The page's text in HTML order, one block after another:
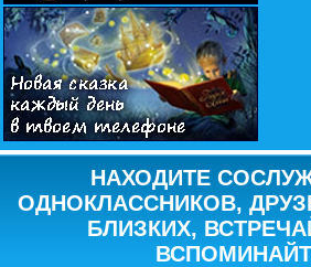
НАХОДИТЕ
ОДНОКЛАССНИКОВ,
БЛИЗКИХ,